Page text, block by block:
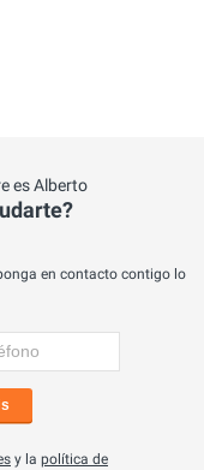
es Alberto
en contacto contigo lo
y la política de